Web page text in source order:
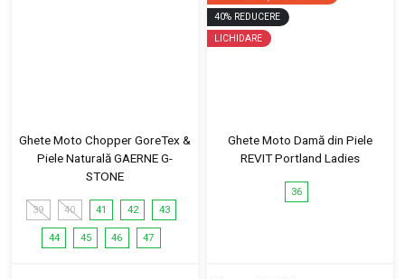
Ghete Moto Chopper GoreTex &
Piele Naturală GAERNE G-
STONE
39 40 41 42 43
44 45 46 47
40% REDUCERE
LICHIDARE
Ghete Moto Damă din Piele
REVIT Portland Ladies
36